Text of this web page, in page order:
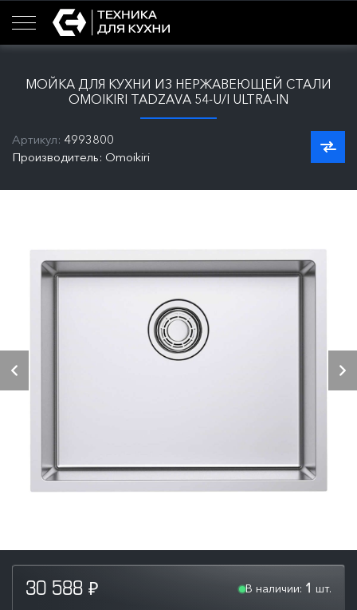
МОЙКА ДЛЯ КУХНИ ИЗ НЕРЖАВЕЮЩЕЙ СТАЛИ
OMOIKIRI TADZAVA 54-U/I ULTRA-IN
Артикул: 4993800
Производитель: Omoikiri
30 588 ₽ В наличии: 1 шт.